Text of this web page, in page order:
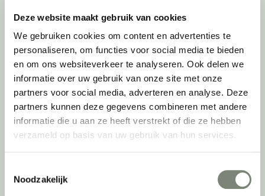
Deze website maakt gebruik van cookies
We gebruiken cookies om content en advertenties te
personaliseren, om functies voor social media te bieden
en om ons websiteverkeer te analyseren. Ook delen we
informatie over uw gebruik van onze site met onze
partners voor social media, adverteren en analyse. Deze
partners kunnen deze gegevens combineren met andere
informatie die u aan ze heeft verstrekt of die ze hebben
verzameld op basis van uw gebruik van hun services.
Noodzakelijk
Duo bureaus
Akoestische oplossingen
Zitmeubilair
Stoelen